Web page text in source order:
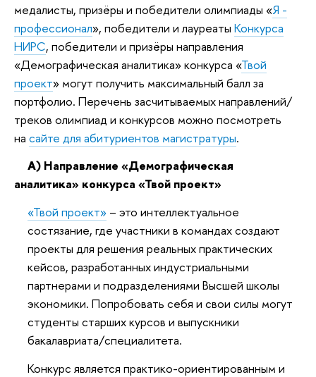
медалисты, призёры и победители олимпиады «Я -
профессионал», победители и лауреаты Конкурса
НИРС, победители и призёры направления
«Демографическая аналитика» конкурса «Твой
проект» могут получить максимальный балл за
портфолио. Перечень засчитываемых направлений/
треков олимпиад и конкурсов можно посмотреть
на сайте для абитуриентов магистратуры.
А) Направление «Демографическая
аналитика» конкурса «Твой проект»
«Твой проект»– это интеллектуальное
состязание, где участники в командах создают
проекты для решения реальных практических
кейсов, разработанных индустриальными
партнерами и подразделениями Высшей школы
экономики. Попробовать себя и свои силы могут
студенты старших курсов и выпускники
бакалавриата/специалитета.
Конкурс является практико-ориентированным и